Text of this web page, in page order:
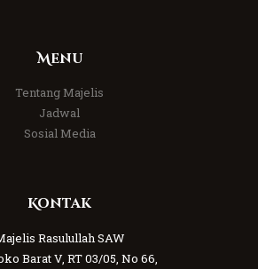
Menu
Tentang Majelis
Jadwal
Sosial Media
Kontak
Rasulullah SAW
Barat V, RT 03/05, No 66,